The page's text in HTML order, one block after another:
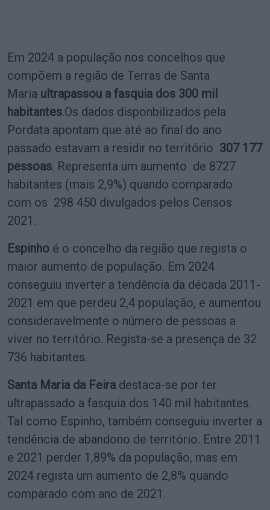
Em 2024 a população nos concelhos que
compõem a região de Terras de Santa
Maria ultrapassou a fasquia dos 300 mil
habitantes.Os dados disponbilizados pela
Pordata apontam que até ao final do ano
passado estavam a residir no território 307 177
pessoas. Representa um aumento de 8727
habitantes (mais 2,9%) quando comparado
com os 298 450 divulgados pelos Censos
2021.
Espinho é o concelho da região que regista o
maior aumento de população. Em 2024
conseguiu inverter a tendência da década 2011-
2021 em que perdeu 2,4 população, e aumentou
consideravelmente o número de pessoas a
viver no território. Regista-se a presença de 32
736 habitantes.
Santa Maria da Feira destaca-se por ter
ultrapassado a fasquia dos 140 mil habitantes.
Tal como Espinho, também conseguiu inverter a
tendência de abandono de território. Entre 2011
e 2021 perder 1,89% da população, mas em
2024 regista um aumento de 2,8% quando
comparado com ano de 2021.